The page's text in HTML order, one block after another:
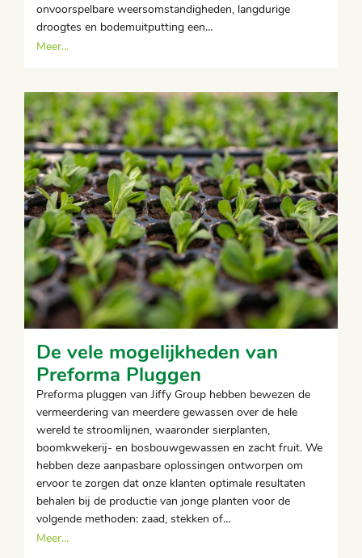
onvoorspelbare weersomstandigheden, langdurige
droogtes en bodemuitputting een…
Meer...
De vele mogelijkheden van
Preforma Pluggen
Preforma pluggen van Jiffy Group hebben bewezen de
vermeerdering van meerdere gewassen over de hele
wereld te stroomlijnen, waaronder sierplanten,
boomkwekerij- en bosbouwgewassen en zacht fruit. We
hebben deze aanpasbare oplossingen ontworpen om
ervoor te zorgen dat onze klanten optimale resultaten
behalen bij de productie van jonge planten voor de
volgende methoden: zaad, stekken of…
Meer...